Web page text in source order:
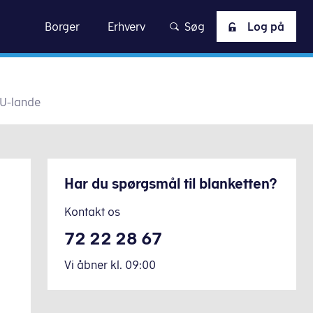
Borger Erhverv Søg Log på
lande
Har du spørgsmål til blanketten?
Kontakt os
72 22 28 67
Vi åbner kl. 09:00